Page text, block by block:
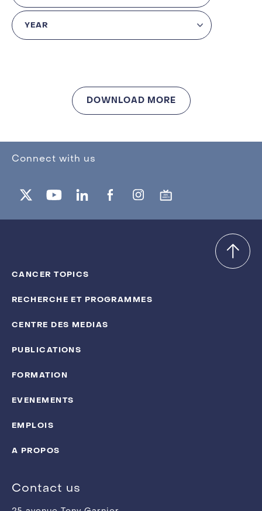
DOWNLOAD MORE
Connect with us
CANCER TOPICS
RECHERCHE ET PROGRAMMES
CENTRE DES MEDIAS
PUBLICATIONS
FORMATION
EVENEMENTS
EMPLOIS
A PROPOS
Contact us